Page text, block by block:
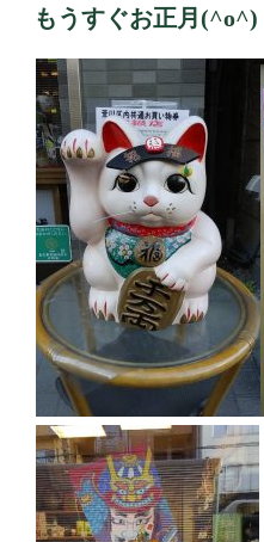
稿
日:
もうすぐお正月(^o^)